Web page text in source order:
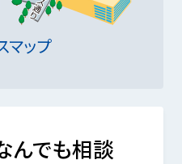
マップ
んでも相談